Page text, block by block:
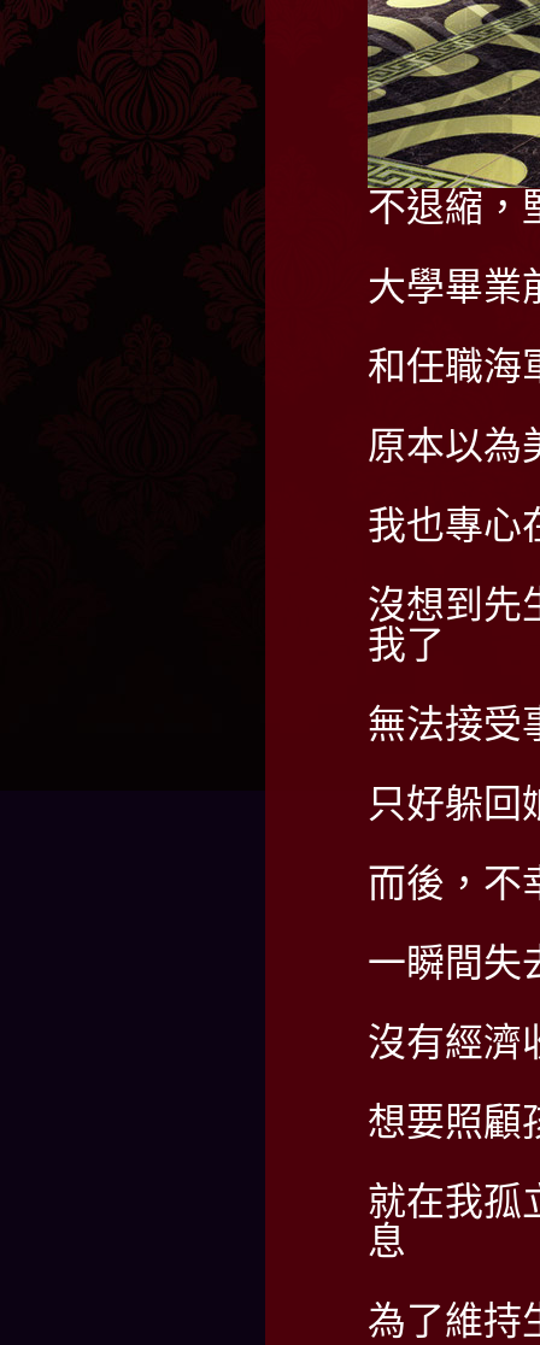
不退縮，
大學畢業
和任職海
原本以為
我也專心
沒想到先
我了
無法接受
只好躲回
而後，不
一瞬間失
沒有經濟
想要照顧
就在我孤
息
為了維持